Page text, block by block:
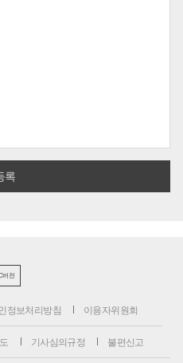
버전
정보처리방침 이용자위원회
기사심의규정 불편신고